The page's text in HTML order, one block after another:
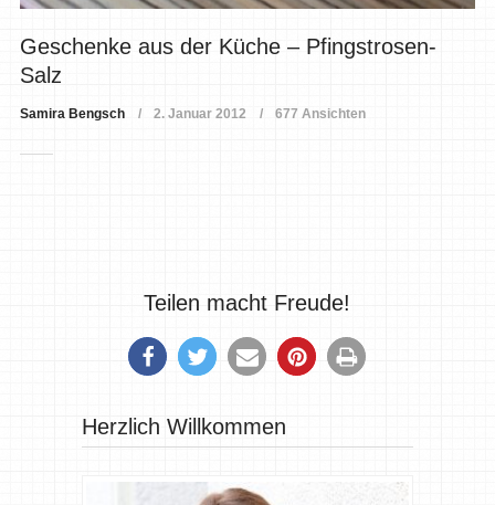
Geschenke aus der Küche – Pfingstrosen-
Salz
Samira Bengsch 2. Januar 2012 677 Ansichten
Teilen macht Freude!
Herzlich Willkommen